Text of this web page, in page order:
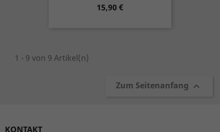
Preis
15,90 €
1 - 9 von 9 Artikel(n)
Zum Seitenanfang 
KONTAKT